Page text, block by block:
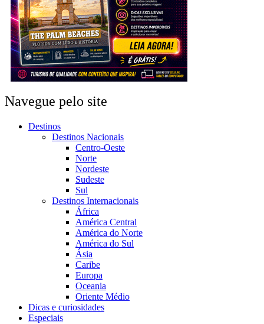
Navegue pelo site
Destinos
Destinos Nacionais
Centro-Oeste
Norte
Nordeste
Sudeste
Sul
Destinos Internacionais
África
América Central
América do Norte
América do Sul
Ásia
Caribe
Europa
Oceania
Oriente Médio
Dicas e curiosidades
Especiais